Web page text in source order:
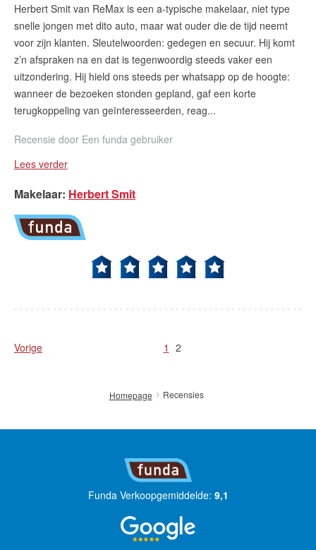
Herbert Smit van ReMax is een a-typische makelaar, niet type
snelle jongen met dito auto, maar wat ouder die de tijd neemt
voor zijn klanten. Sleutelwoorden: gedegen en secuur. Hij komt
z’n afspraken na en dat is tegenwoordig steeds vaker een
uitzondering. Hij hield ons steeds per whatsapp op de hoogte:
wanneer de bezoeken stonden gepland, gaf een korte
terugkoppeling van geïnteresseerden, reag...
Recensie door Een funda gebruiker
Lees verder
Makelaar: Herbert Smit
Vorige 1 2
Homepage Recensies
Funda Verkoopgemiddelde: 9,1